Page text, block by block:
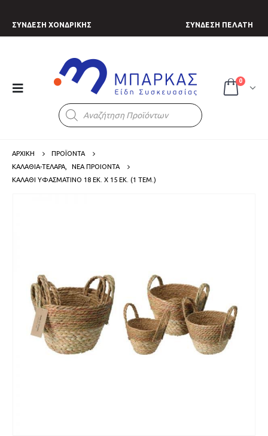
ΣΥΝΔΕΣΗ ΧΟΝΔΡΙΚΗΣ ΣΥΝΔΕΣΗ ΠΕΛΑΤΗ
Products
search
0
ΑΡΧΙΚΗ
ΠΡΟΪΟΝΤΑ
ΚΑΛΑΘΙΑ-ΤΕΛΑΡΑ
ΝΕΑ ΠΡΟΙΟΝΤΑ
ΚΑΛΆΘΙ ΥΦΑΣΜΆΤΙΝΟ 18 ΕΚ. X 15 ΕΚ. (1 ΤΕΜ.)